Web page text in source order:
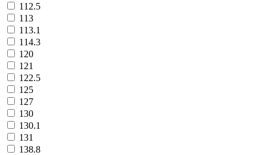
112.5
113
113.1
114.3
120
121
122.5
125
127
130
130.1
131
138.8